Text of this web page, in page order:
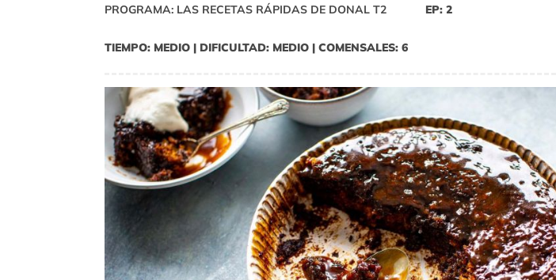
PROGRAMA: LAS RECETAS RÁPIDAS DE DONAL T2 EP: 2
TIEMPO: MEDIO | DIFICULTAD: MEDIO | COMENSALES: 6